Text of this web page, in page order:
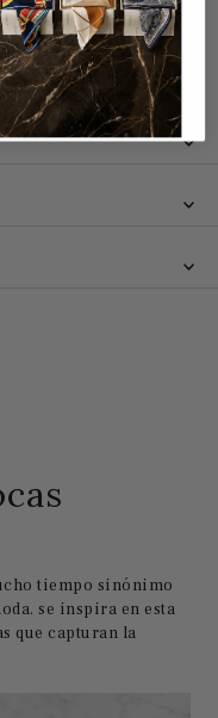
tiempo sinónimo
se inspira en esta
que capturan la